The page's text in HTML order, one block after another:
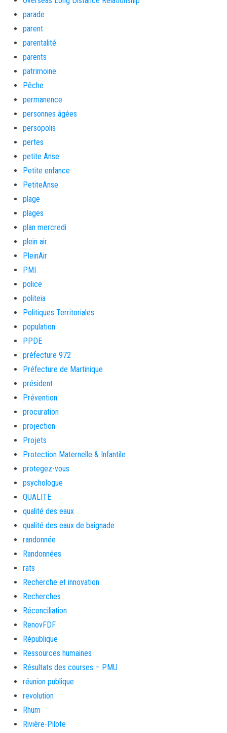
parade
parent
parentalité
parents
patrimoine
Pêche
permanence
personnes âgées
persopolis
pertes
petite Anse
Petite enfance
PetiteAnse
plage
plages
plan mercredi
plein air
PleinAir
PMI
police
politeia
Politiques Territoriales
population
PPDE
préfecture 972
Préfecture de Martinique
président
Prévention
procuration
projection
Projets
Protection Maternelle & Infantile
protegez-vous
psychologue
QUALITE
qualité des eaux
qualité des eaux de baignade
randonnée
Randonnées
rats
Recherche et innovation
Recherches
Réconciliation
RenovFDF
République
Ressources humaines
Résultats des courses – PMU
réunion publique
revolution
Rhum
Rivière-Pilote